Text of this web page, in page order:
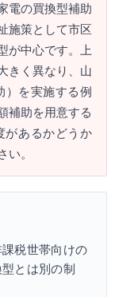
電の買換型補助
施策として市区
が中心です。上
きく異なり、山
）を実施する例
補助を用意する
があるかどうか
。
税世帯向けの
とは別の制